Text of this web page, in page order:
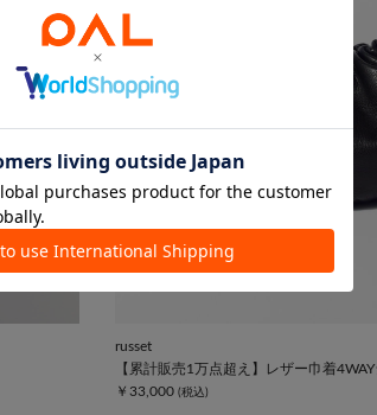
russet
【累計販売1万点超え】レザー巾着
￥33,000